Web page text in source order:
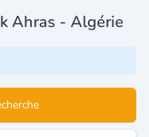
Ahras - Algérie